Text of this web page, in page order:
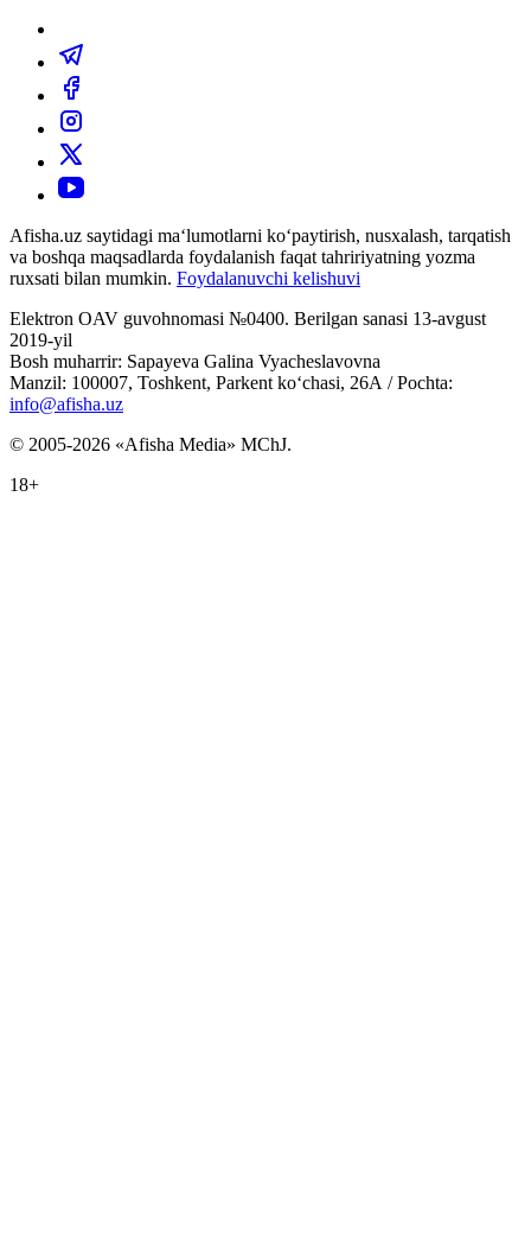
Afisha.uz saytidagi ma‘lumotlarni ko‘paytirish, nusxalash, tarqatish
va boshqa maqsadlarda foydalanish faqat tahririyatning yozma
ruxsati bilan mumkin. Foydalanuvchi kelishuvi
Elektron OAV guvohnomasi №0400. Berilgan sanasi 13-avgust
2019-yil
Bosh muharrir: Sapayeva Galina Vyacheslavovna
Manzil: 100007, Toshkent, Parkent ko‘chasi, 26А / Pochta:
info@afisha.uz
© 2005-2026 «Afisha Media» MChJ.
18+